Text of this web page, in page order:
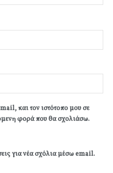
και τον ιστότοπο μου σε
φορά που θα σχολιάσω.
για νέα σχόλια μέσω email.